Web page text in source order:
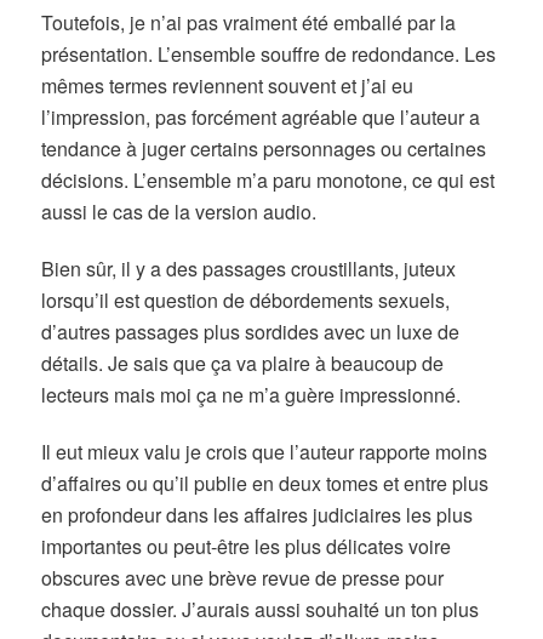
Toutefois, je n’ai pas vraiment été emballé par la
présentation. L’ensemble souffre de redondance. Les
mêmes termes reviennent souvent et j’ai eu
l’impression, pas forcément agréable que l’auteur a
tendance à juger certains personnages ou certaines
décisions. L’ensemble m’a paru monotone, ce qui est
aussi le cas de la version audio.
Bien sûr, il y a des passages croustillants, juteux
lorsqu’il est question de débordements sexuels,
d’autres passages plus sordides avec un luxe de
détails. Je sais que ça va plaire à beaucoup de
lecteurs mais moi ça ne m’a guère impressionné.
Il eut mieux valu je crois que l’auteur rapporte moins
d’affaires ou qu’il publie en deux tomes et entre plus
en profondeur dans les affaires judiciaires les plus
importantes ou peut-être les plus délicates voire
obscures avec une brève revue de presse pour
chaque dossier. J’aurais aussi souhaité un ton plus